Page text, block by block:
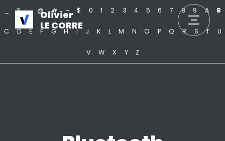
Olivier
LE CORRE
? . @ # ~ $ 0 1 2 3 4 5 6 7 8 9 A B
C D E F G H I J K L M N O P Q R S T U
V W X Y Z